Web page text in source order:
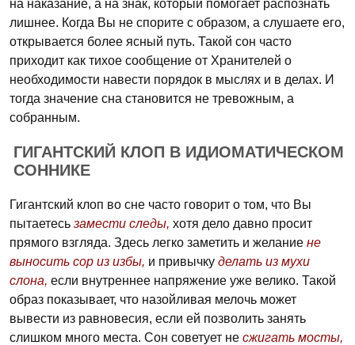
на наказание, а на знак, который помогает распознать
лишнее. Когда Вы не спорите с образом, а слушаете его,
открывается более ясный путь. Такой сон часто
приходит как тихое сообщение от Хранителей о
необходимости навести порядок в мыслях и в делах. И
тогда значение сна становится не тревожным, а
собранным.
ГИГАНТСКИЙ КЛОП В ИДИОМАТИЧЕСКОМ
СОННИКЕ
Гигантский клоп во сне часто говорит о том, что Вы
пытаетесь замести следы, хотя дело давно просит
прямого взгляда. Здесь легко заметить и желание не
выносить сор из избы, и привычку делать из мухи
слона, если внутреннее напряжение уже велико. Такой
образ показывает, что назойливая мелочь может
вывести из равновесия, если ей позволить занять
слишком много места. Сон советует не сжигать мосты,